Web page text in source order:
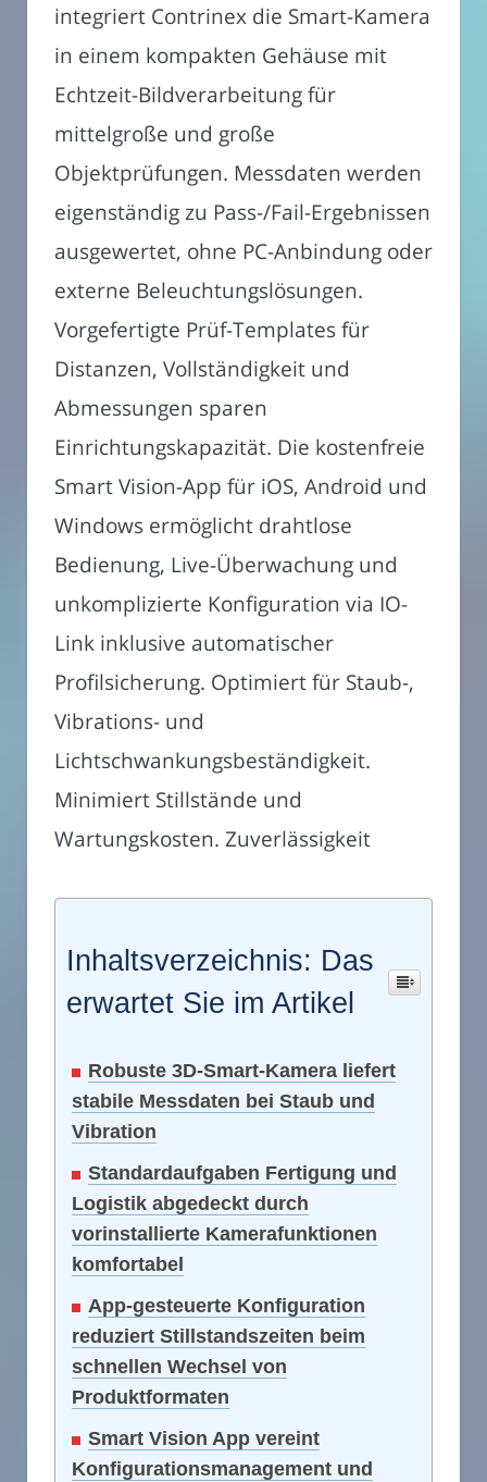
integriert Contrinex die Smart-Kamera
in einem kompakten Gehäuse mit
Echtzeit-Bildverarbeitung für
mittelgroße und große
Objektprüfungen. Messdaten werden
eigenständig zu Pass-/Fail-Ergebnissen
ausgewertet, ohne PC-Anbindung oder
externe Beleuchtungslösungen.
Vorgefertigte Prüf-Templates für
Distanzen, Vollständigkeit und
Abmessungen sparen
Einrichtungskapazität. Die kostenfreie
Smart Vision-App für iOS, Android und
Windows ermöglicht drahtlose
Bedienung, Live-Überwachung und
unkomplizierte Konfiguration via IO-
Link inklusive automatischer
Profilsicherung. Optimiert für Staub-,
Vibrations- und
Lichtschwankungsbeständigkeit.
Minimiert Stillstände und
Wartungskosten. Zuverlässigkeit
Inhaltsverzeichnis: Das
erwartet Sie im Artikel
Robuste 3D-Smart-Kamera liefert
stabile Messdaten bei Staub und
Vibration
Standardaufgaben Fertigung und
Logistik abgedeckt durch
vorinstallierte Kamerafunktionen
komfortabel
App-gesteuerte Konfiguration
reduziert Stillstandszeiten beim
schnellen Wechsel von
Produktformaten
Smart Vision App vereint
Konfigurationsmanagement und